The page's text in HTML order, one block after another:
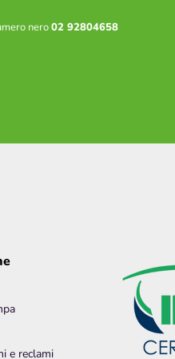
nero02 92804658
e reclami